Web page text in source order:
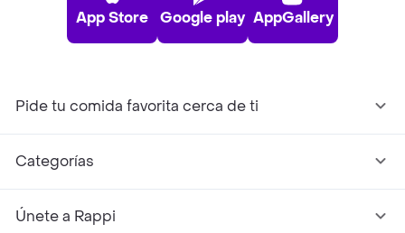
App Store Google play AppGallery
Pide tu comida favorita cerca de ti
Categorías
Únete a Rappi